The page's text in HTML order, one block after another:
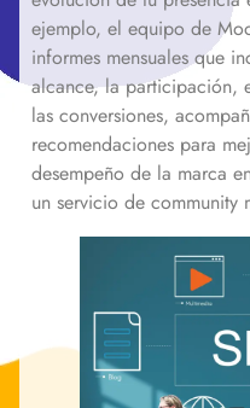
ejemplo, el equipo de
informes mensuales que
alcance, la participación,
las conversiones,
recomendaciones para
desempeño de la marca
un servicio de community